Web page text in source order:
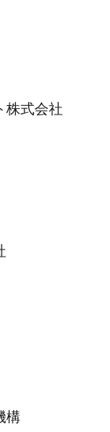
株式会社
構